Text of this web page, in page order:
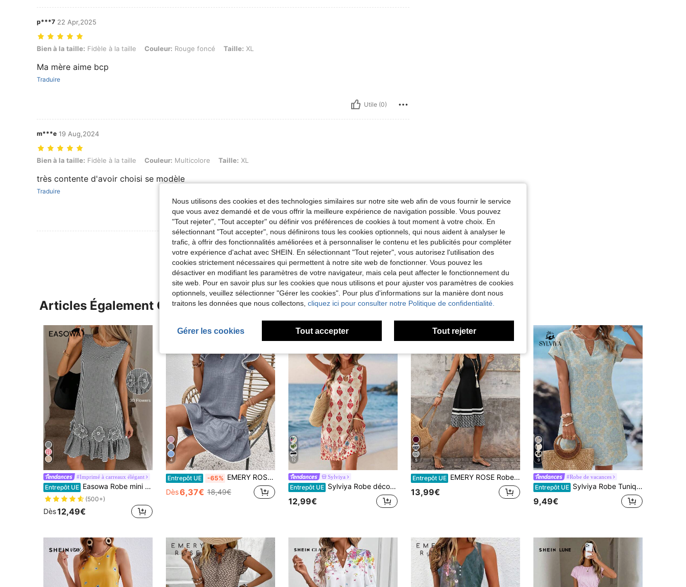
p***7 22 Apr,2025
Bien à la taille: Fidèle à la taille, Couleur: Rouge foncé, Taille: XL
Bien à la taille: Fidèle à la taille Couleur: Rouge foncé Taille: XL
Ma mère aime bcp
Traduire
Utile (0)
m***e 19 Aug,2024
Bien à la taille: Fidèle à la taille, Couleur: Multicolore, Taille: XL
Bien à la taille: Fidèle à la taille Couleur: Multicolore Taille: XL
très contente d'avoir choisi se modèle
Traduire
Utile (0)
Voir Plus D'avis
Articles Également Consultés
#Imprimé à carreaux élégant
Entrepôt UE Easowa Robe mini décontractée sans manches à décoration florale 3D, Été
(500+)
Dès12,49€
4
Entrepôt UE -65% EMERY ROSE Robe courte décontractée pour femme avec col en V, manches à volants
Dès6,37€ 18,49€
12
Sylviya
Entrepôt UE Sylviya Robe décontractée à imprimé floral pour femmes, vacances
12,99€
5
Entrepôt UE EMERY ROSE Robe longue ample à col rond avec motif géométrique élégant et décontracté pour femmes. Convient pour les tenues de bureau décontractées, les vacances ou la mode, les sorties quotidiennes. Robe maxi minimaliste, robe fourreau sans manches, robe mi-longue, robe d'été pour vacances à la plage, robe bleu marine, robe à imprimé floral, nouvelle robe d'été, robe romantique pour rendez-vous
13,99€
9
#Robe de vacances
Entrepôt UE Sylviya Robe Tunique À Manches Chauve-souris À Encolure En V Entaillée Et Imprimé Intégral D'été
9,49€
Nous utilisons des cookies et des technologies similaires sur notre site web afin de vous fournir le service
que vous avez demandé et de vous offrir la meilleure expérience de navigation possible. Vous pouvez
"Tout rejeter", "Tout accepter" ou définir vos préférences de cookies à tout moment à votre choix. En
sélectionnant "Tout accepter", nous définirons tous les cookies optionnels, qui nous aident à analyser le
trafic, à offrir des fonctionnalités améliorées et à personnaliser le contenu et les publicités pour compléter
votre expérience d'achat avec SHEIN. En sélectionnant "Tout rejeter", vous autorisez l'utilisation des
cookies strictement nécessaires qui permettent à notre site web de fonctionner. Vous pouvez les
désactiver en modifiant les paramètres de votre navigateur, mais cela peut affecter le fonctionnement du
site web. Pour en savoir plus sur les cookies que nous utilisons et pour ajuster vos paramètres de cookies
optionnels, veuillez sélectionner "Gérer les cookies". Pour plus d'informations sur la manière dont nous
traitons les données que nous collectons, cliquez ici pour consulter notre Politique de confidentialité.
Gérer les cookies Tout accepter Tout rejeter